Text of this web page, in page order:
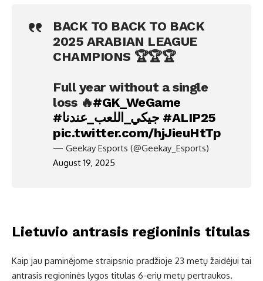
BACK TO BACK TO BACK
2025 ARABIAN LEAGUE
CHAMPIONS 🏆🏆🏆
Full year without a single
loss 🔥#GK_WeGame
#جيكي_اللعب_عندنا #ALIP25
pic.twitter.com/hjJieuHtTp
— Geekay Esports (@Geekay_Esports)
August 19, 2025
Lietuvio antrasis regioninis titulas
Kaip jau paminėjome straipsnio pradžioje 23 metų žaidėjui tai
antrasis regioninės lygos titulas 6-erių metų pertraukos.